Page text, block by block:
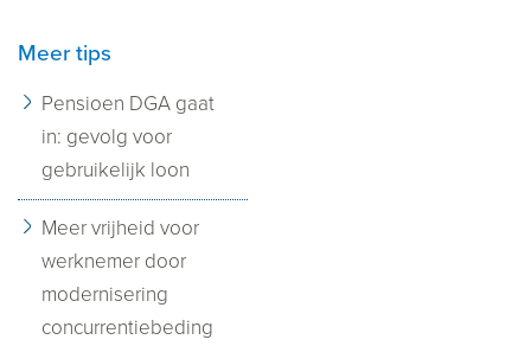
Meer tips
Pensioen DGA gaat
in: gevolg voor
gebruikelijk loon
Meer vrijheid voor
werknemer door
modernisering
concurrentiebeding